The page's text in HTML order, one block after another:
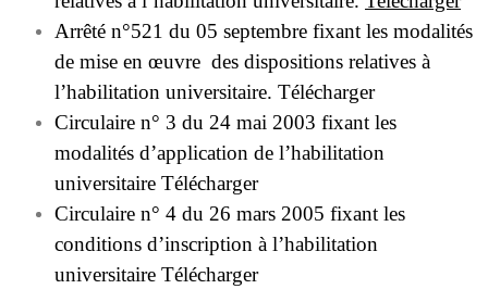
Arrêté n°521 du 05 septembre fixant les modalités
de mise en œuvre des dispositions relatives à
l’habilitation universitaire. Télécharger
Circulaire n° 3 du 24 mai 2003 fixant les
modalités d’application de l’habilitation
universitaire Télécharger
Circulaire n° 4 du 26 mars 2005 fixant les
conditions d’inscription à l’habilitation
universitaire Télécharger